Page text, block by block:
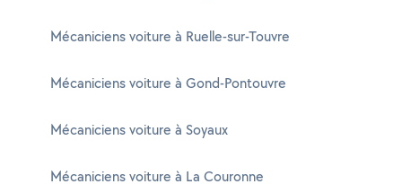
Mécaniciens voiture à Ruelle-sur-Touvre
Mécaniciens voiture à Gond-Pontouvre
Mécaniciens voiture à Soyaux
Mécaniciens voiture à La Couronne